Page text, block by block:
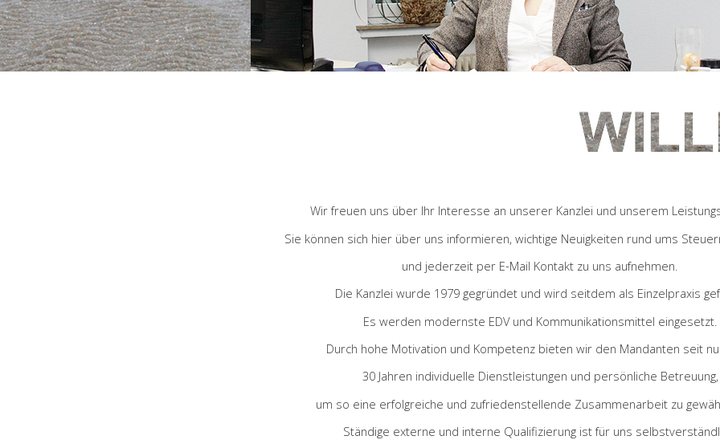
Wir freuen uns über Ihr Interesse an unserer Kanzlei und unserem
Sie können sich hier über uns informieren, wichtige Neuigkeiten rund ums
und jederzeit per E-Mail Kontakt zu uns aufnehmen.
Die Kanzlei wurde 1979 gegründet und wird seitdem als Einzelpraxis
Es werden modernste EDV und Kommunikationsmittel eingesetzt.
Durch hohe Motivation und Kompetenz bieten wir den Mandanten seit
30 Jahren individuelle Dienstleistungen und persönliche Betreuung,
um so eine erfolgreiche und zufriedenstellende Zusammenarbeit zu
Ständige externe und interne Qualifizierung ist für uns